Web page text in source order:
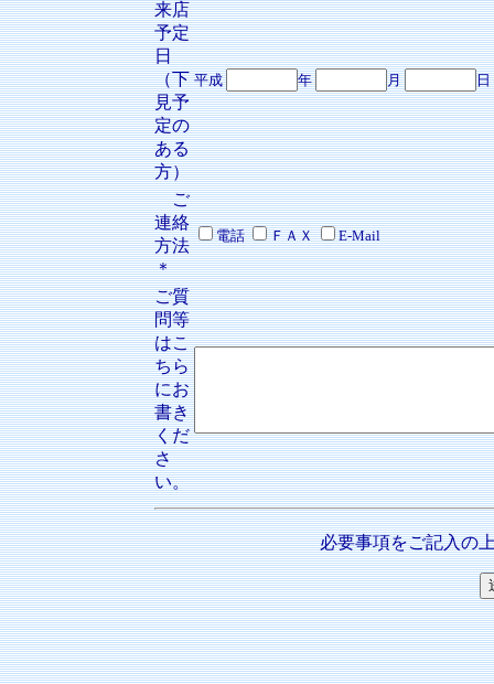
来店
予定
日
（下
見予
定の
ある
方）
平成 年 月 日
ご
連絡
方法
＊
電話 ＦＡＸ E-Mail
ご質
問等
はこ
ちら
にお
書き
くだ
さ
い。
必要事項をご記入の